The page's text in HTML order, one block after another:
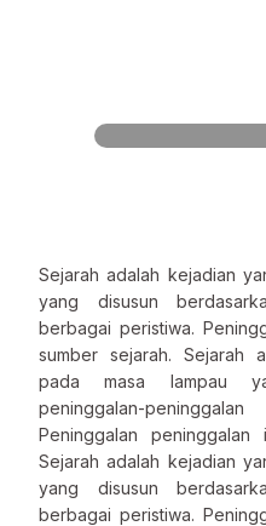
Sejarah adalah kejadian
yang disusun
berbagai peristiwa.
sumber sejarah. Sejarah
pada masa lampau
peninggalan-
Peninggalan
Sejarah adalah kejadian
yang disusun
berbagai peristiwa.